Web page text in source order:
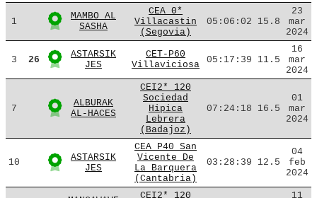
1
MAMBO AL
SASHA
CEA 0*
Villacastin
(Segovia)
05:06:02 15.8
23
mar
2024
3 26
ASTARSIK
JES
CET-P60
Villaviciosa
05:17:39 11.5
16
mar
2024
7
ALBURAK
AL-HACES
CEI2* 120
Sociedad
Hipica
Lebrera
(Badajoz)
07:24:18 16.5
01
mar
2024
10
ASTARSIK
JES
CEA P40 San
Vicente De
La Barquera
(Cantabria)
03:28:39 12.5
04
feb
2024
CEI2* 120
11